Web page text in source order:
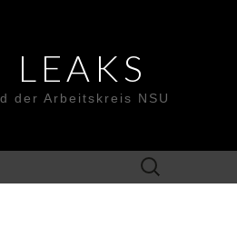
LEAKS
der Arbeitskreis NSU
Suche
nach: